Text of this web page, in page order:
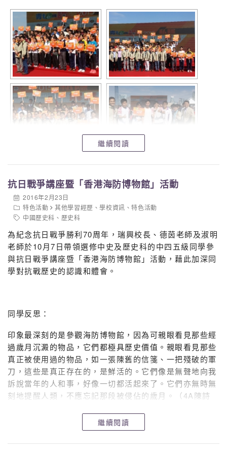
繼續閱讀
抗日戰爭講座暨「香港海防博物館」活動
2016年2月23日
特色活動
其他學習經歷 、學校資訊 、特色活動
中國歷史科 、 歷史科
為紀念抗日戰爭勝利70周年，瑞興校長、德茵老師及淑明
老師於10月7日帶領選修中史及歷史科的中四五級同學參
與抗日戰爭講座暨「香港海防博物館」活動，藉此加深同
學對抗戰歷史的認識和體會。
同學反思：
印象最深刻的是參觀海防博物館，因為可親眼看見那些經
過歲月沉澱的物品，它們都極具歷史價值。親眼看見那些
真正被使用過的物品，如一張陳舊的信箋、一把殘破的軍
刀，這些是真正存在的，是鮮活的。它們像是無聲地向我
訴說當年的人和事，好像一切都活起來了。它們亦無時無
刻地提醒人類，不應忘記那段被侵佔的歲月。（4A陳詩
繼續閱讀